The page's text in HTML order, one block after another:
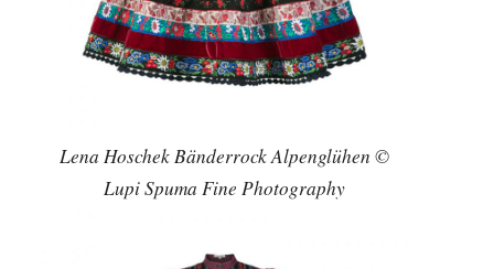
Lena Hoschek Bänderrock Alpenglühen ©
Lupi Spuma Fine Photography